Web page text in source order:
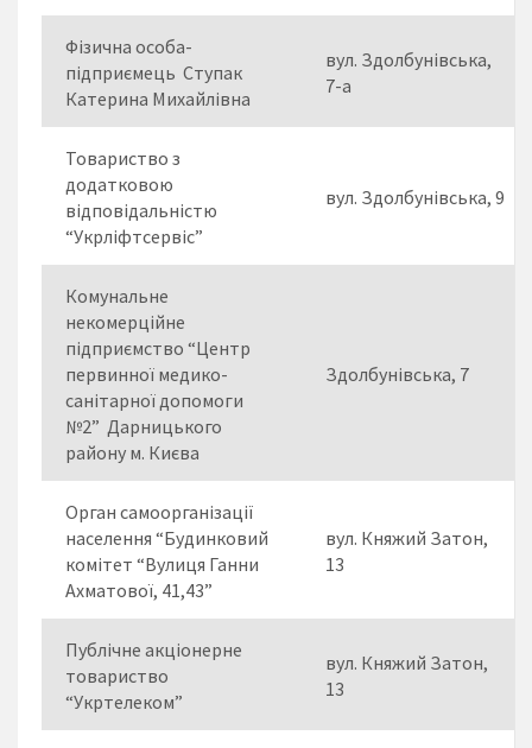
Фізична особа-
підприємець Ступак
Катерина Михайлівна
вул. Здолбунівська,
7-а
Товариство з
додатковою
відповідальністю
“Укрліфтсервіс”
вул. Здолбунівська, 9
Комунальне
некомерційне
підприємство “Центр
первинної медико-
санітарної допомоги
№2” Дарницького
району м. Києва
Здолбунівська, 7
Орган самоорганізації
населення “Будинковий
комітет “Вулиця Ганни
Ахматової, 41,43”
вул. Княжий Затон,
13
Публічне акціонерне
товариство
“Укртелеком”
вул. Княжий Затон,
13